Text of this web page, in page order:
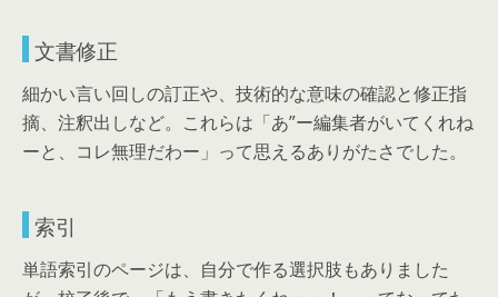
文書修正
細かい言い回しの訂正や、技術的な意味の確認と修正指
摘、注釈出しなど。これらは「あ”ー編集者がいてくれね
ーと、コレ無理だわー」って思えるありがたさでした。
索引
単語索引のページは、自分で作る選択肢もありました